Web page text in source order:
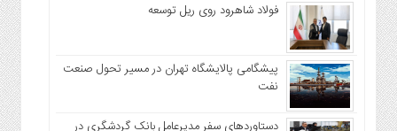
فولاد شاهرود روی ریل توسعه
پیشگامی پالایشگاه تهران در مسیر تحول صنعت
نفت
دستاوردهای سفر مدیرعامل بانک گردشگری در